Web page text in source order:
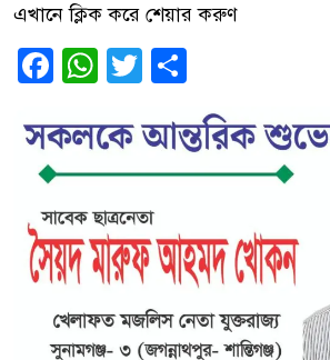
এখানে ক্লিক করে শেয়ার করুণ
Facebook
WhatsApp
Twitter